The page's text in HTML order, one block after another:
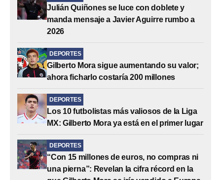
Julián Quiñones se luce con doblete y
manda mensaje a Javier Aguirre rumbo a
2026
DEPORTES
Gilberto Mora sigue aumentando su valor;
ahora ficharlo costaría 200 millones
DEPORTES
Los 10 futbolistas más valiosos de la Liga
MX: Gilberto Mora ya está en el primer lugar
DEPORTES
“Con 15 millones de euros, no compras ni
una pierna”: Revelan la cifra récord en la